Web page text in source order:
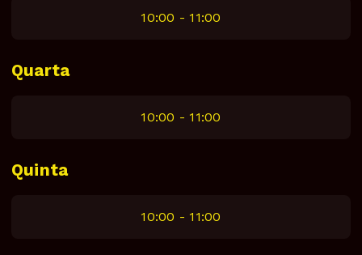
10:00 - 11:00
Quarta
10:00 - 11:00
Quinta
10:00 - 11:00